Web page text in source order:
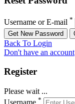
Username or E-mail *
Back To Login
Don't have an account
Register
Please wait ...
*